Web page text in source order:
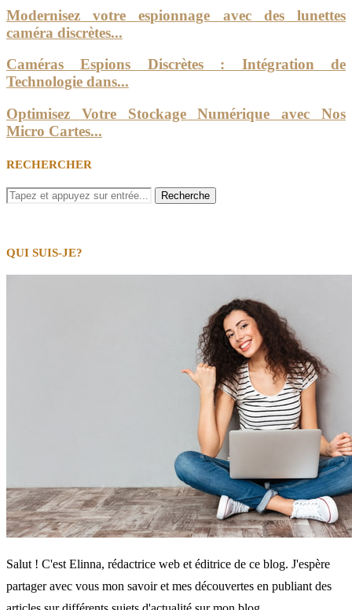
Modernisez votre espionnage avec des lunettes
caméra discrètes...
Caméras Espions Discrètes : Intégration de
Technologie dans...
Optimisez Votre Stockage Numérique avec Nos
Micro Cartes...
RECHERCHER
QUI SUIS-JE?
Salut ! C'est Elinna, rédactrice web et éditrice de ce blog. J'espère
partager avec vous mon savoir et mes découvertes en publiant des